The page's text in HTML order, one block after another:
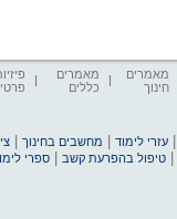
מאמרים
חינוך
מאמרים
כללים
עזרי לימוד מחשבים בחינוך |
|טיפול בהפרעת קשב |ספרי